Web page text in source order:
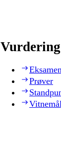
Vurdering
Prøver